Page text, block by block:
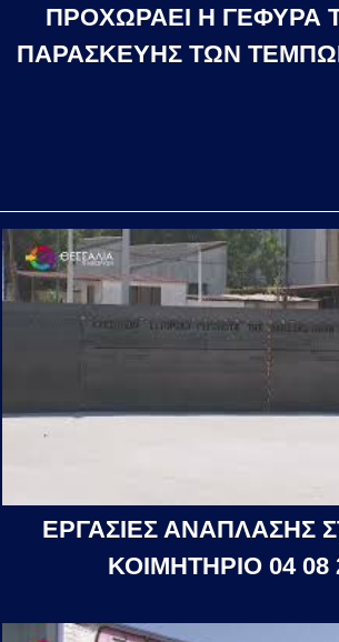
ΠΡΟΧΩΡΑΕΙ Η ΓΕΦΥΡΑ
ΠΑΡΑΣΚΕΥΗΣ ΤΩΝ
ΕΡΓΑΣΙΕΣ ΑΝΑΠΛΑΣΗΣ
ΚΟΙΜΗΤΗΡΙΟ 04 08